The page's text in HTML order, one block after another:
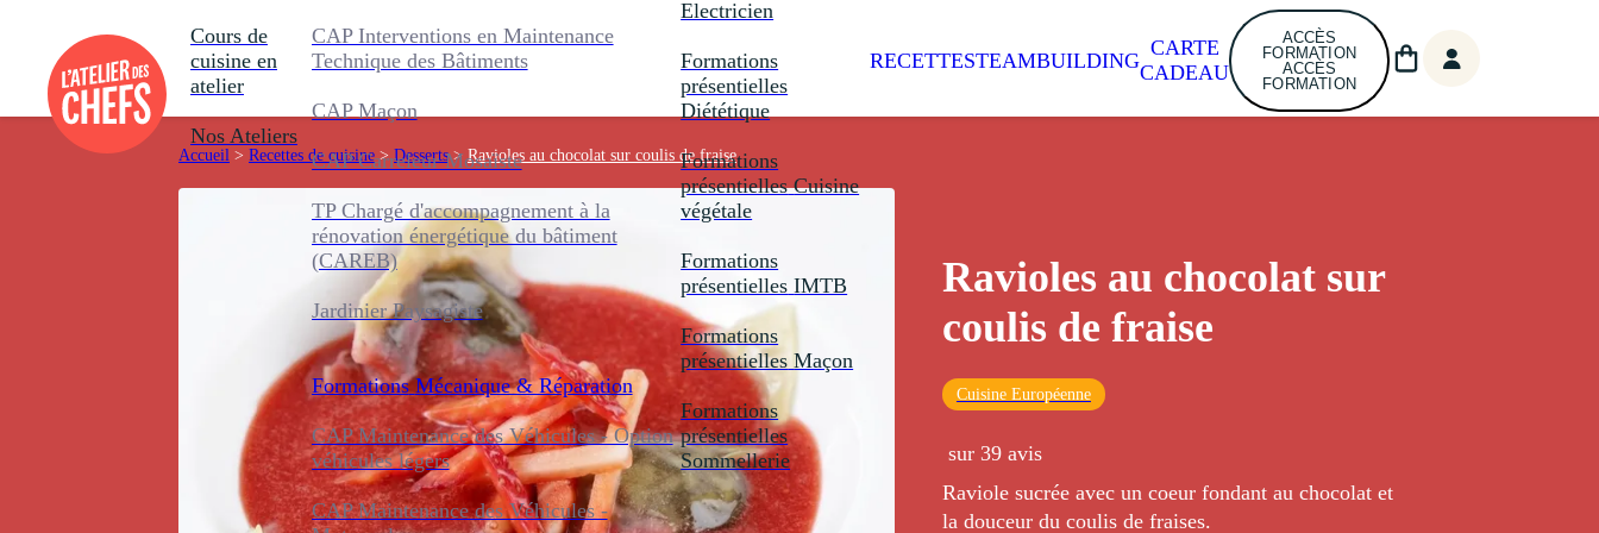
Cours de
cuisine en
atelier
Nos Ateliers
CAP Interventions en Maintenance
Technique des Bâtiments
CAP Maçon
CAP Carreleur Mosaïste
TP Chargé d'accompagnement à la
rénovation énergétique du bâtiment
(CAREB)
Jardinier Paysagiste
Formations Mécanique & Réparation
CAP Maintenance des Véhicules - Option
véhicules légers
CAP Maintenance des Véhicules -
Electricien
Formations
présentielles
Diététique
Formations
présentielles Cuisine
végétale
Formations
présentielles IMTB
Formations
présentielles Maçon
Formations
présentielles
Sommellerie
RECETTESTEAMBUILDING
CARTE
CADEAU
ACCÈS
FORMATION
ACCÈS
FORMATION
Accueil > Recettes de cuisine > Desserts > Ravioles au chocolat sur coulis de fraise
Ravioles au chocolat sur
coulis de fraise
Cuisine Européenne
sur 39 avis
Raviole sucrée avec un coeur fondant au chocolat et
la douceur du coulis de fraises.